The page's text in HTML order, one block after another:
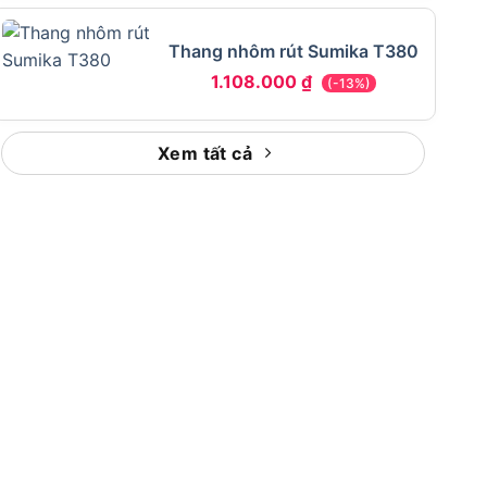
Thang nhôm rút Sumika T380
1.108.000₫ (-13%)
Xem tất cả